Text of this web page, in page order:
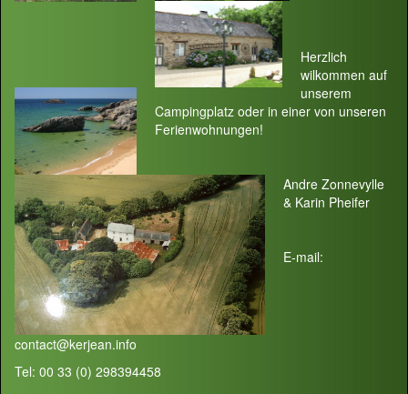
Herzlich
wilkommen auf
unserem
Campingplatz oder in einer von unseren
Ferienwohnungen!
Andre Zonnevylle
& Karin Pheifer
E-mail:
contact@kerjean.info
Tel: 00 33 (0) 298394458